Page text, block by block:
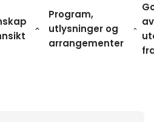
Program,
utlysninger og
arrangementer
av